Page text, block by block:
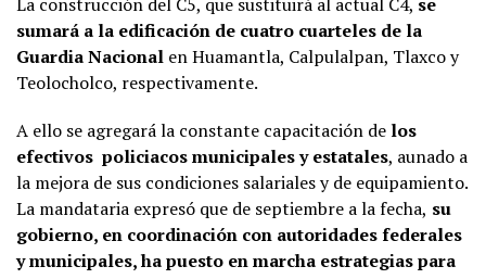
sumará a la edificación de cuatro cuarteles de la
Guardia Nacional en Huamantla, Calpulalpan, Tlaxco y
Teolocholco, respectivamente.
A ello se agregará la constante capacitación de los
efectivos policiacos municipales y estatales, aunado a
la mejora de sus condiciones salariales y de equipamiento.
La mandataria expresó que de septiembre a la fecha, su
gobierno, en coordinación con autoridades federales
y municipales, ha puesto en marcha estrategias para